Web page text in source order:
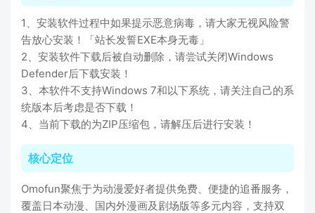
1、安装软件过程中如果提示恶意病毒，请大家无视风险警
告放心安装！「站长发誓EXE本身无毒」
2、安装软件下载后被自动删除，请尝试关闭Windows
Defender后下载安装！
3、本软件不支持Windows 7和以下系统，请关注自己的系
统版本后考虑是否下载！
4、当前下载的为ZIP压缩包，请解压后进行安装！
核心定位
Omofun聚焦于为动漫爱好者提供免费、便捷的追番服务，
覆盖日本动漫、国内外漫画及剧场版等多元内容，支持双